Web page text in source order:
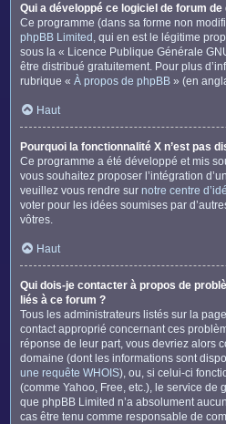
Qui a développé ce logiciel de forum
Ce programme (dans sa forme non
phpBB Limited , qui en est le légitime
sous la « Licence Publique Générale
être distribué gratuitement. Pour plus
rubrique « À propos de phpBB » (en
Haut
Pourquoi la fonctionnalité X n’est pas
Ce programme a été développé et mis
vous souhaitez proposer l’intégration
veuillez vous rendre sur notre centre
voter pour les idées soumises par
vôtres.
Haut
Qui dois-je contacter à propos de
liés à ce forum ?
Tous les administrateurs listés sur la
contact approprié concernant ces
réponse de leur part, vous devriez alors
domaine (dont les informations sont
une requête WHOIS), ou, si celui-ci
(comme Yahoo, Free, etc.), le service de
que phpBB Limited n’a absolument
cas être tenu comme responsable de